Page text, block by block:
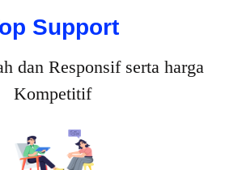
Support
dan Responsif serta harga
Kompetitif